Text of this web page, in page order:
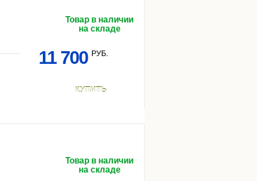
Товар в наличии
на складе
11 700 РУБ.
КУПИТЬ
Товар в наличии
на складе